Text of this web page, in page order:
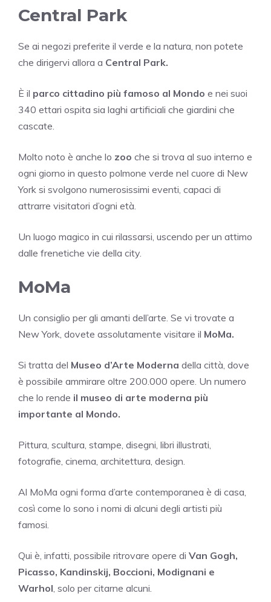
Central Park
Se ai negozi preferite il verde e la natura, non potete
che dirigervi allora a Central Park.
È il parco cittadino più famoso al Mondo e nei suoi
340 ettari ospita sia laghi artificiali che giardini che
cascate.
Molto noto è anche lo zoo che si trova al suo interno e
ogni giorno in questo polmone verde nel cuore di New
York si svolgono numerosissimi eventi, capaci di
attrarre visitatori d’ogni età.
Un luogo magico in cui rilassarsi, uscendo per un attimo
dalle frenetiche vie della city.
MoMa
Un consiglio per gli amanti dell’arte. Se vi trovate a
New York, dovete assolutamente visitare il MoMa.
Si tratta del Museo d’Arte Moderna della città, dove
è possibile ammirare oltre 200.000 opere. Un numero
che lo rende il museo di arte moderna più
importante al Mondo.
Pittura, scultura, stampe, disegni, libri illustrati,
fotografie, cinema, architettura, design.
Al MoMa ogni forma d’arte contemporanea è di casa,
così come lo sono i nomi di alcuni degli artisti più
famosi.
Qui è, infatti, possibile ritrovare opere di Van Gogh,
Picasso, Kandinskij, Boccioni, Modignani e
Warhol , solo per citarne alcuni.